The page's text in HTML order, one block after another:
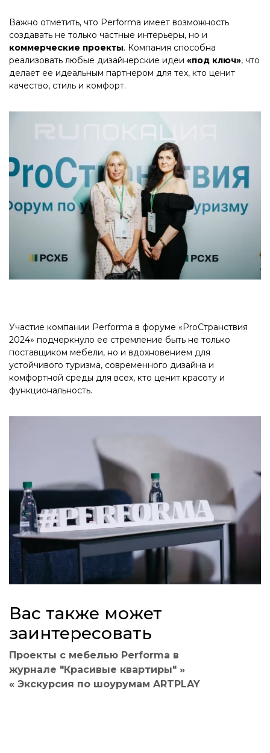
Важно отметить, что Performa имеет возможность
создавать не только частные интерьеры, но и
коммерческие проекты. Компания способна
реализовать любые дизайнерские идеи «под ключ», что
делает ее идеальным партнером для тех, кто ценит
качество, стиль и комфорт.
Участие компании Performa в форуме «ProСтранствия
2024» подчеркнуло ее стремление быть не только
поставщиком мебели, но и вдохновением для
устойчивого туризма, современного дизайна и
комфортной среды для всех, кто ценит красоту и
функциональность.
Вас также может
заинтересовать
Проекты с мебелью Performa в
журнале "Красивые квартиры" »
« Экскурсия по шоурумам ARTPLAY